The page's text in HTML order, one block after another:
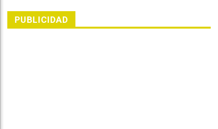
PUBLICIDAD